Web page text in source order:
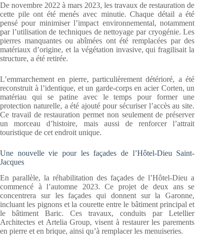
De novembre 2022 à mars 2023, les travaux de restauration de
cette pile ont été menés avec minutie. Chaque détail a été
pensé pour minimiser l’impact environnemental, notamment
par l’utilisation de techniques de nettoyage par cryogénie. Les
pierres manquantes ou abîmées ont été remplacées par des
matériaux d’origine, et la végétation invasive, qui fragilisait la
structure, a été retirée.
L’emmarchement en pierre, particulièrement détérioré, a été
reconstruit à l’identique, et un garde-corps en acier Corten, un
matériau qui se patine avec le temps pour former une
protection naturelle, a été ajouté pour sécuriser l’accès au site.
Ce travail de restauration permet non seulement de préserver
un morceau d’histoire, mais aussi de renforcer l’attrait
touristique de cet endroit unique.
Une nouvelle vie pour les façades de l’Hôtel-Dieu Saint-
Jacques
En parallèle, la réhabilitation des façades de l’Hôtel-Dieu a
commencé à l’automne 2023. Ce projet de deux ans se
concentrera sur les façades qui donnent sur la Garonne,
incluant les pignons et la courette entre le bâtiment principal et
le bâtiment Baric. Ces travaux, conduits par Letellier
Architectes et Artelia Group, visent à restaurer les parements
en pierre et en brique, ainsi qu’à remplacer les menuiseries.